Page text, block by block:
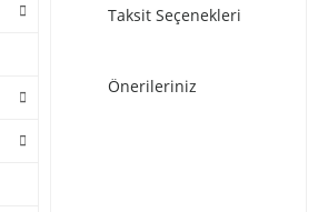
Taksit Seçenekleri
Önerileriniz